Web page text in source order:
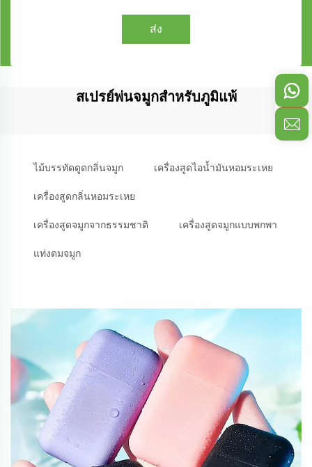
ส่ง
สเปรย์พ่นจมูกสำหรับภูมิแพ้
ไม้บรรทัดดูดกลิ่นจมูก เครื่องสูดไอน้ำมันหอมระเหย
เครื่องสูดกลิ่นหอมระเหย
เครื่องสูดจมูกจากธรรมชาติ เครื่องสูดจมูกแบบพกพา
แท่งดมจมูก